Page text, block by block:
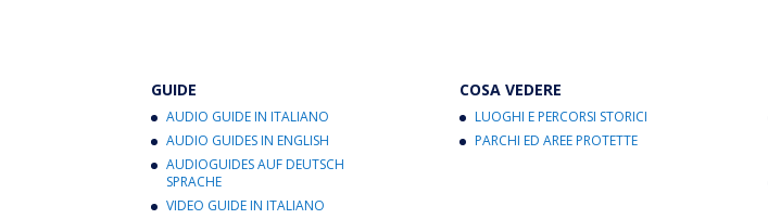
GUIDE
AUDIO GUIDE IN ITALIANO
AUDIO GUIDES IN ENGLISH
AUDIOGUIDES AUF DEUTSCH
SPRACHE
VIDEO GUIDE IN ITALIANO
COSA VEDERE
LUOGHI E PERCORSI STORICI
PARCHI ED AREE PROTETTE